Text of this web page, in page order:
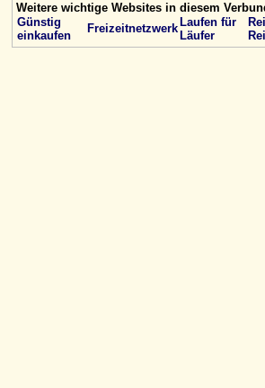
Weitere wichtige Websites in diesem
Günstig
einkaufen
Freizeitnetzwerk Laufen für
Läufer